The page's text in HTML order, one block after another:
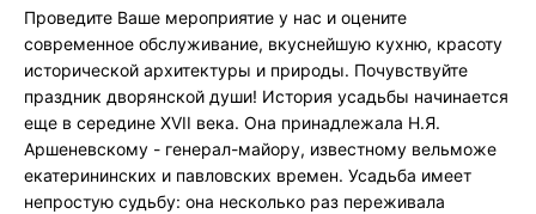
Проведите Ваше мероприятие у нас и оцените
современное обслуживание, вкуснейшую кухню, красоту
исторической архитектуры и природы. Почувствуйте
праздник дворянской души! История усадьбы начинается
еще в середине XVII века. Она принадлежала Н.Я.
Аршеневскому - генерал-майору, известному вельможе
екатерининских и павловских времен. Усадьба имеет
непростую судьбу: она несколько раз переживала